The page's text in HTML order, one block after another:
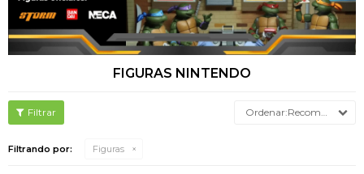
FIGURAS NINTENDO
Recomendados
Filtrando por: Figuras